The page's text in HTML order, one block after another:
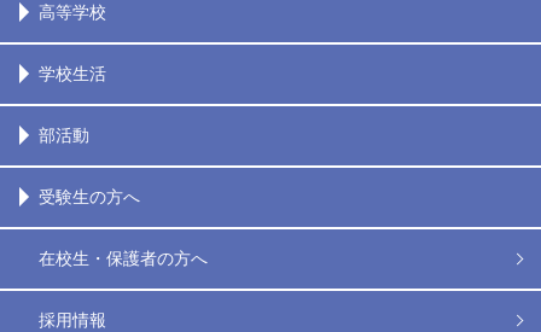
高等学校
学校生活
部活動
受験生の方へ
在校生・保護者の方へ
採用情報